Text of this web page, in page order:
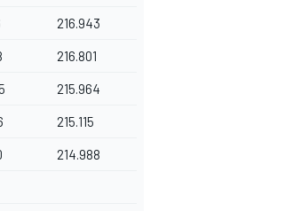
216.943
216.801
215.964
215.115
214.988